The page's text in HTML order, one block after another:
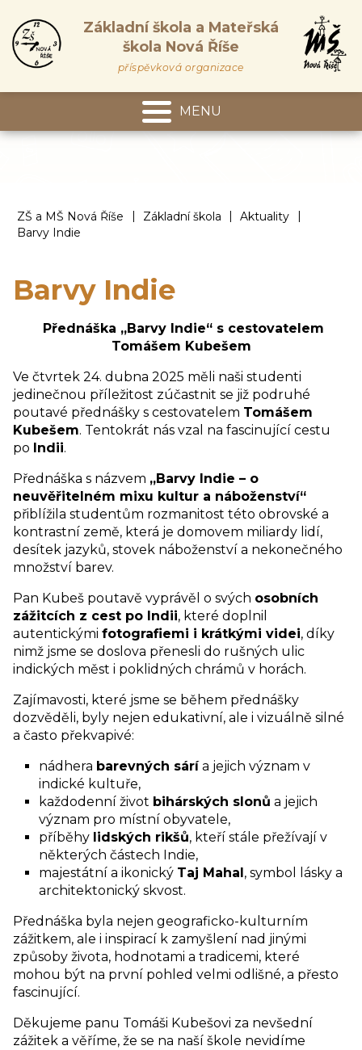
Základní škola a Mateřská
škola Nová Říše
příspěvková organizace
MENU
ZŠ a MŠ Nová Říše | Základní škola | Aktuality
|
Barvy Indie
Barvy Indie
Přednáška „Barvy Indie“ s cestovatelem
Tomášem Kubešem
Ve čtvrtek 24. dubna 2025 měli naši studenti
jedinečnou příležitost zúčastnit se již podruhé
poutavé přednášky s cestovatelem Tomášem
Kubešem. Tentokrát nás vzal na fascinující cestu
po Indii.
Přednáška s názvem „Barvy Indie – o
neuvěřitelném mixu kultur a náboženství“
přiblížila studentům rozmanitost této obrovské a
kontrastní země, která je domovem miliardy lidí,
desítek jazyků, stovek náboženství a nekonečného
množství barev.
Pan Kubeš poutavě vyprávěl o svých osobních
zážitcích z cest po Indii, které doplnil
autentickými fotografiemi i krátkými videi, díky
nimž jsme se doslova přenesli do rušných ulic
indických měst i poklidných chrámů v horách.
Zajímavosti, které jsme se během přednášky
dozvěděli, byly nejen edukativní, ale i vizuálně silné
a často překvapivé:
nádhera barevných sáría jejich význam v
indické kultuře,
každodenní život bihárských slonů a jejich
význam pro místní obyvatele,
příběhy lidských rikšů, kteří stále přežívají v
některých částech Indie,
majestátní a ikonický Taj Mahal , symbol lásky a
architektonický skvost.
Přednáška byla nejen geograficko-kulturním
zážitkem, ale i inspirací k zamyšlení nad jinými
způsoby života, hodnotami a tradicemi, které
mohou být na první pohled velmi odlišné, a přesto
fascinující.
Děkujeme panu Tomáši Kubešovi za nevšední
zážitek a věříme, že se na naší škole nevidíme